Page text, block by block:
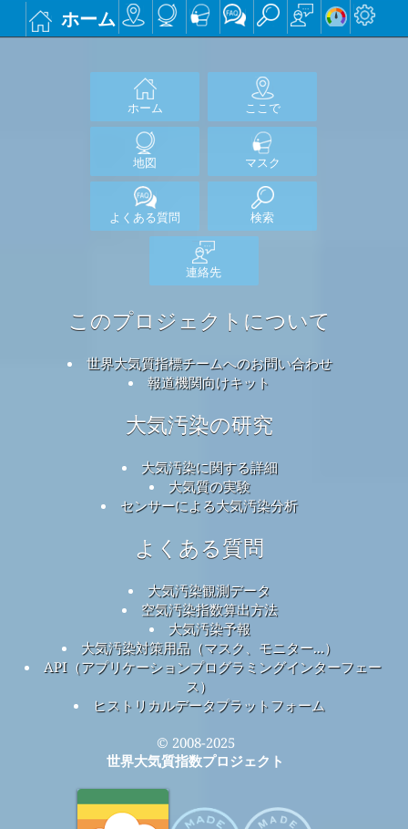
ホーム
ホーム ここで
地図 マスク
よくある質問 検索
連絡先
このプロジェクトについて
世界大気質指標チームへのお問い合わせ
報道機関向けキット
大気汚染の研究
大気汚染に関する詳細
大気質の実験
センサーによる大気汚染分析
よくある質問
大気汚染観測データ
空気汚染指数算出方法
大気汚染予報
大気汚染対策用品（マスク、モニター...）
API（アプリケーションプログラミングインターフェー
ス）
ヒストリカルデータプラットフォーム
© 2008-2025
世界大気質指数プロジェクト